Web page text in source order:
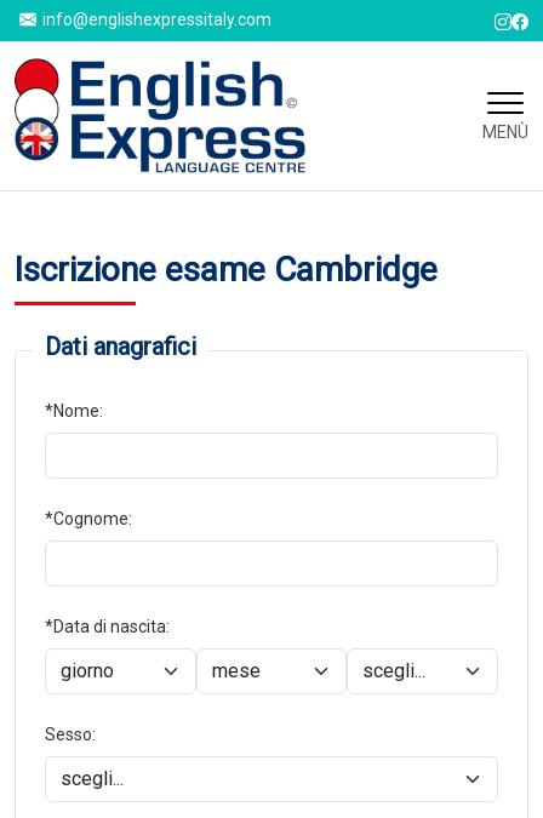
info@englishexpressitaly.com
MENÙ
Iscrizione esame Cambridge
Dati anagrafici
*Nome:
*Cognome:
*Data di nascita:
Sesso: